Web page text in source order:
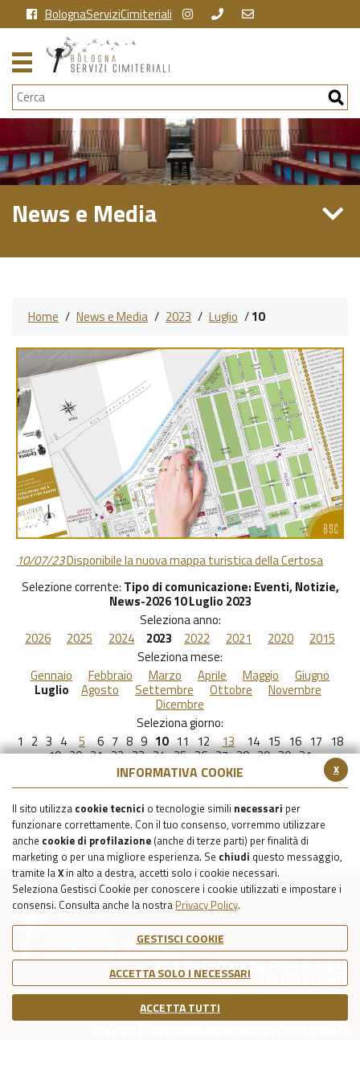
x
INFORMATIVA COOKIE
Il sito utilizza cookie tecnici o tecnologie simili necessari per
funzionare correttamente. Con il tuo consenso, vorremmo utilizzare
anche cookie di profilazione (anche di terze parti) per finalità di
marketing o per una migliore esperienza. Se chiudi questo messaggio,
tramite laX in alto a destra, accetti solo i cookie necessari.
Seleziona Gestisci Cookie per conoscere i cookie utilizzati e impostare i
consensi. Consulta anche la nostra Privacy Policy.
GESTISCI COOKIE
ACCETTA SOLO I NECESSARI
ACCETTA TUTTI
BolognaServiziCimiteriali
Cerca
News e Media
Home / News e Media / 2023 / Luglio /10
10/07/23Disponibile la nuova mappa turistica della Certosa
Selezione corrente: Tipo di comunicazione: Eventi, Notizie,
News-2026 10 Luglio 2023
Seleziona anno:
2026
2025 2024 2023 2022 2021 2020
2015
Seleziona mese:
Gennaio
Febbraio Marzo Aprile Maggio Giugno
Luglio Agosto Settembre Ottobre Novembre
Dicembre
Seleziona giorno:
1 2 3 4 5 6 7 8 9 10 11 12 13 14 15 16 17 18
19 20 21 22 23 24 25 26 27 28 29 30 31
Via della Certosa 18, 40134 Bologna
Tel. 051 6150811
C.F./P.IVA Reg. Imp. BO 03079781203
Capitale Sociale Int. Vers. €39.215,69